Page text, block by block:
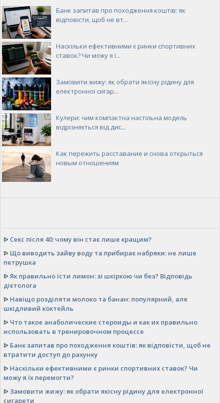
Банк запитав про походження коштів: як
відповісти, щоб не вт...
Наскільки ефективними є ринки спортивних
ставок? Чи можу я ї...
Замовити жижу: як обрати якісну рідину для
електронної сигар...
Кулери: чим компактна настільна модель
відрізняється від дис...
Как пережить расставание и снова открыться
новым отношениям
ᐉ Секс після 40: чому він стає лише кращим?
ᐉ Що виводить зайву воду та прибирає набряки: не лише
петрушка
ᐉЯк правильно їсти лимон: зі шкіркою чи без? Відповідь
дієтолога
ᐉ Навіщо розділяти молоко та банан: популярний, але
шкідливий коктейль
ᐉ Что такое анаболические стероиды и как их правильно
использовать в тренировочном процессе
ᐉ Банк запитав про походження коштів: як відповісти, щоб не
втратити доступ до рахунку
ᐉ Наскільки ефективними є ринки спортивних ставок? Чи
можу я їх перемогти?
ᐉ Замовити жижу: як обрати якісну рідину для електронної
сигарети